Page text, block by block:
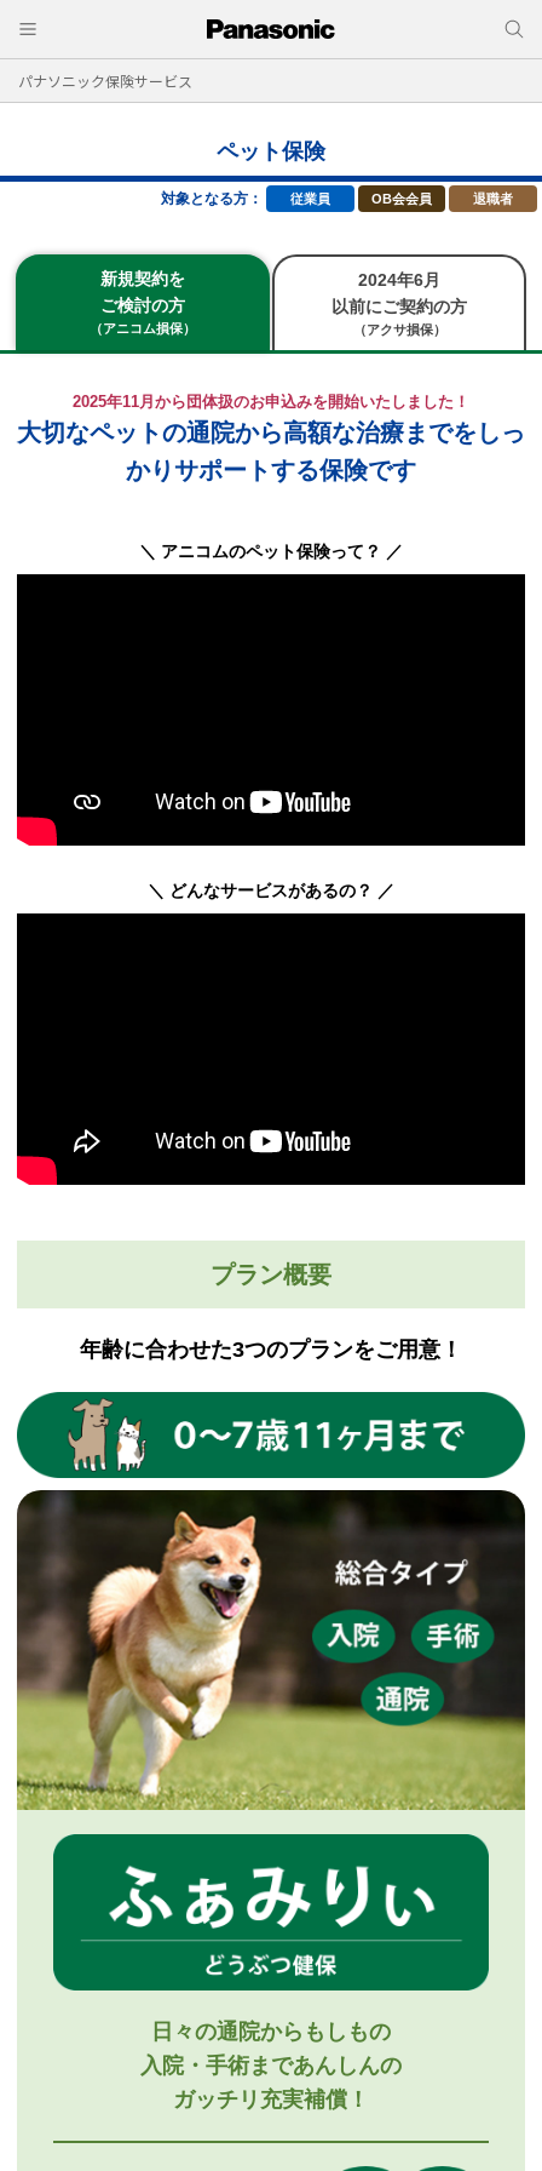
パナソニック保険サービス
ペット保険
対象となる方： 従業員 OB会会員 退職者
新規契約を
ご検討の方
（アニコム損保）
2024年6月
以前にご契約の方
（アクサ損保）
2025年11月から団体扱のお申込みを開始いたしました！
大切なペットの通院から高額な治療までをしっ
かりサポートする保険です
＼ アニコムのペット保険って？ ／
＼ どんなサービスがあるの？ ／
プラン概要
年齢に合わせた3つのプランをご用意！
日々の通院からもしもの
入院・手術まであんしんの
ガッチリ充実補償！